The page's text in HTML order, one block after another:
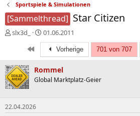
Sportspiele & Simulationen
[Sammelthread] Star Citizen
E
e
l
l
r
slx3d_
E
r
t
e
l
m
01.06.2011
Erste Vorherige 701 von 707
Rommel
Global Marktplatz-Geier
22.04.2026